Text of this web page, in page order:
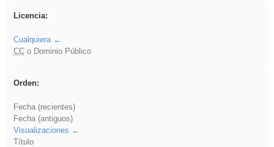
Licencia:
Cualquiera
CCo Dominio Público
Orden:
Fecha (recientes)
Fecha (antiguos)
Visualizaciones
Título